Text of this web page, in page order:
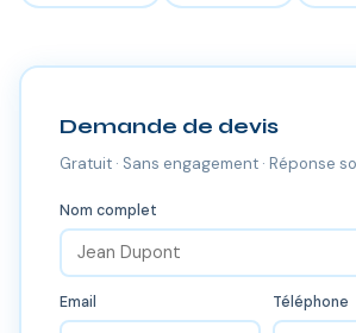
Demande de devis
Gratuit · Sans engagement · Réponse
Nom complet
Email Téléphone